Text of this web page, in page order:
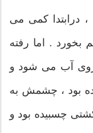
درابتدا کمی می
. اما رفته
روی آب می شود و
بود ، چشمش به
چسبیده بود و